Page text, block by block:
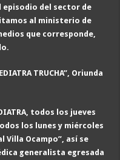
episodio del sector de
al ministerio de
que corresponde,
TRUCHA”, Oriunda
todos los jueves
los lunes y miércoles
Villa Ocampo”, así se
generalista egresada